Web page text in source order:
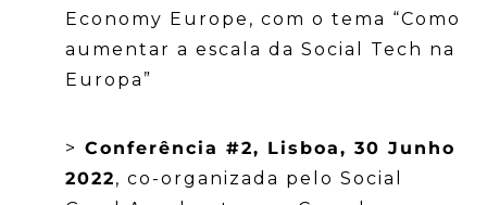
Economy Europe, com o tema “Como
aumentar a escala da Social Tech na
Europa”
> Conferência #2, Lisboa, 30 Junho
2022, co-organizada pelo Social